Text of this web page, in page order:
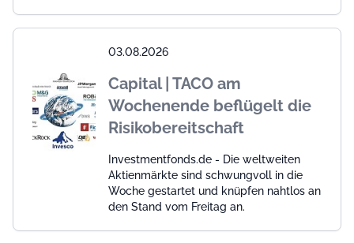
03.08.2026
Capital | TACO am
Wochenende beflügelt die
Risikobereitschaft
Investmentfonds.de - Die weltweiten
Aktienmärkte sind schwungvoll in die
Woche gestartet und knüpfen nahtlos an
den Stand vom Freitag an.